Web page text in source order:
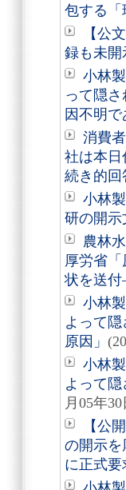
包する「
【公
録も未開
小林
って隠
因不明
消費
社は本
続き的
小林
研の開
農林
厚労省
状を送
小林
よって
原因」
小林
よって
月05年
【公
の開示を
に正式要